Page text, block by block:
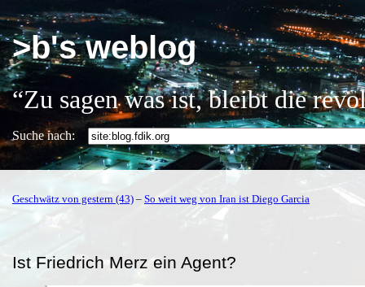
>b's weblog
“Zu sagen was ist, bleibt die
Suche nach:
Geschwätz von gestern (43) – So weit weg von Iran ist Diego Garcia
Ist Friedrich Merz ein Agent?